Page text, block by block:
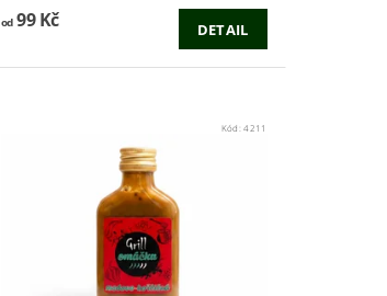
od99 Kč DETAIL
Kód:4211